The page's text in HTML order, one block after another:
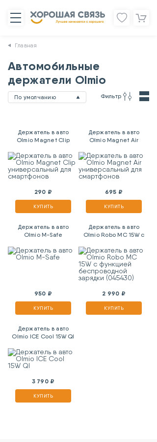
Главная
Автомобильные
держатели Olmio
По умолчанию Фильтр
Держатель в авто
Olmio Magnet Clip
смартфонов
290 ₽
КУПИТЬ
Держатель в авто
Olmio Magnet Air
смартфонов
695 ₽
КУПИТЬ
Держатель в авто
Olmio M-Safe
950 ₽
КУПИТЬ
Держатель в авто
Olmio Robo MC 15W с
беспроводной зарядки
(045430)
2 990 ₽
КУПИТЬ
Держатель в авто
Olmio ICE Cool 15W QI
3 790 ₽
КУПИТЬ